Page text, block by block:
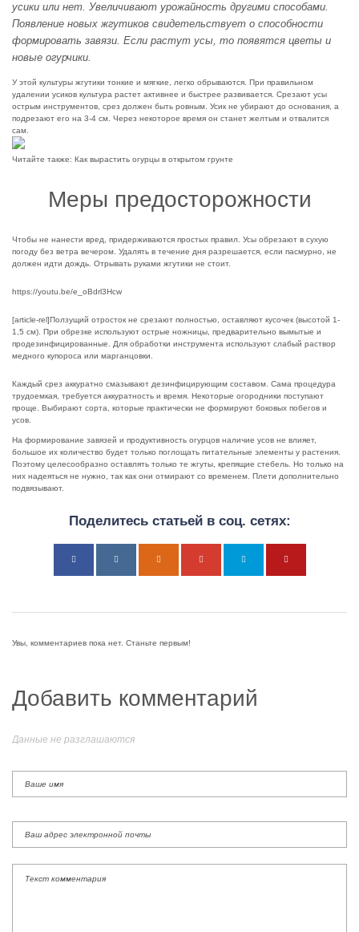
усики или нет. Увеличивают урожайность другими способами.
Появление новых жгутиков свидетельствует о способности
формировать завязи. Если растут усы, то появятся цветы и
новые огурчики.
У этой культуры жгутики тонкие и мягкие, легко обрываются. При правильном
удалении усиков культура растет активнее и быстрее развивается. Срезают усы
острым инструментов, срез должен быть ровным. Усик не убирают до основания, а
подрезают его на 3-4 см. Через некоторое время он станет желтым и отвалится
сам.
Читайте также: Как вырастить огурцы в открытом грунте
Меры предосторожности
Чтобы не нанести вред, придерживаются простых правил. Усы обрезают в сухую
погоду без ветра вечером. Удалять в течение дня разрешается, если пасмурно, не
должен идти дождь. Отрывать руками жгутики не стоит.
https://youtu.be/e_oBdrl3Hcw
[article-rel]Ползущий отросток не срезают полностью, оставляют кусочек (высотой 1-
1,5 см). При обрезке используют острые ножницы, предварительно вымытые и
продезинфицированные. Для обработки инструмента используют слабый раствор
медного купороса или марганцовки.
Каждый срез аккуратно смазывают дезинфицирующим составом. Сама процедура
трудоемкая, требуется аккуратность и время. Некоторые огородники поступают
проще. Выбирают сорта, которые практически не формируют боковых побегов и
усов.
На формирование завязей и продуктивность огурцов наличие усов не влияет,
большое их количество будет только поглощать питательные элементы у растения.
Поэтому целесообразно оставлять только те жгуты, крепящие стебель. Но только на
них надеяться не нужно, так как они отмирают со временем. Плети дополнительно
подвязывают.
Поделитесь статьей в соц. сетях:
Увы, комментариев пока нет. Станьте первым!
Добавить комментарий
Данные не разглашаются